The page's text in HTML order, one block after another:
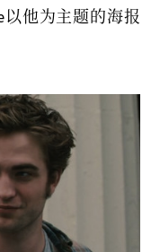
以他为主题的海报